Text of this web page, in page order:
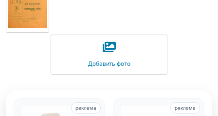
Добавить фото
реклама реклама